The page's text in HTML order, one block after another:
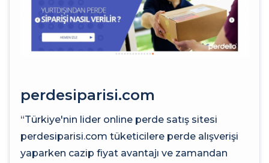
perdesiparisi.com
“Türkiye'nin lider online perde satış sitesi
perdesiparisi.com tüketicilere perde alışverişi
yaparken cazip fiyat avantajı ve zamandan